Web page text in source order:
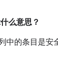
么意思？
中的条目是安